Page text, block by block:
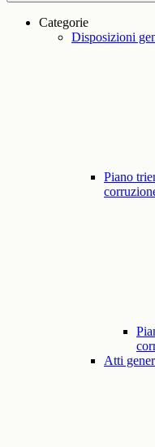
Categorie
Disposizioni
Piano
Atti